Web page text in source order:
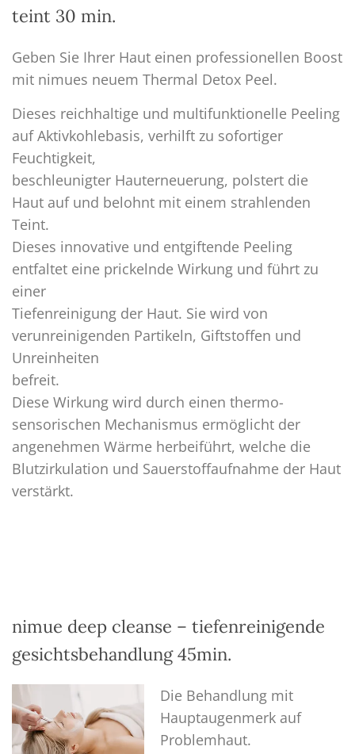
teint 30 min.
Geben Sie Ihrer Haut einen professionellen Boost
mit nimues neuem Thermal Detox Peel.
Dieses reichhaltige und multifunktionelle Peeling
auf Aktivkohlebasis, verhilft zu sofortiger
Feuchtigkeit,
beschleunigter Hauterneuerung, polstert die
Haut auf und belohnt mit einem strahlenden
Teint.
Dieses innovative und entgiftende Peeling
entfaltet eine prickelnde Wirkung und führt zu
einer
Tiefenreinigung der Haut. Sie wird von
verunreinigenden Partikeln, Giftstoffen und
Unreinheiten
befreit.
Diese Wirkung wird durch einen thermo-
sensorischen Mechanismus ermöglicht der
angenehmen Wärme herbeiführt, welche die
Blutzirkulation und Sauerstoffaufnahme der Haut
verstärkt.
nimue deep cleanse – tiefenreinigende
gesichtsbehandlung 45min.
Die Behandlung mit
Hauptaugenmerk auf
Problemhaut.